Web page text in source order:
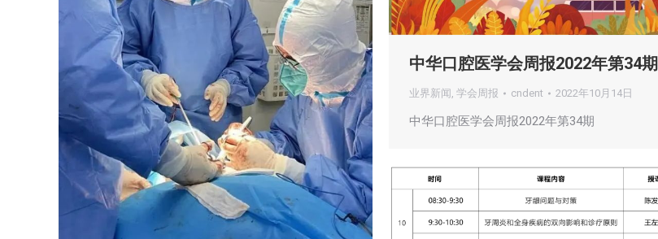
中华口腔医学会周报2022年第34期
业界新闻 , 学会周报 cndent 2022年10月14日
中华口腔医学会周报2022年第34期